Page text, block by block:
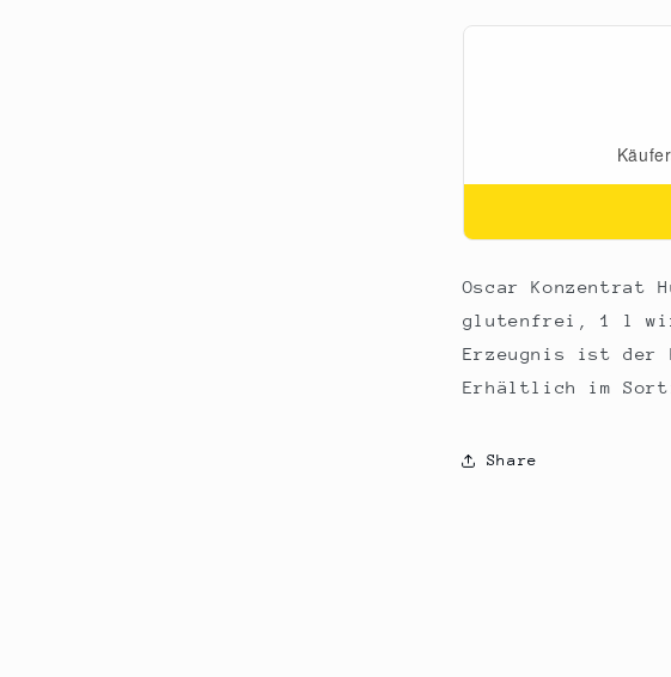
l
l
Oscar Konzentrat
glutenfrei, 1 l
Erzeugnis ist der
Erhältlich im
Share